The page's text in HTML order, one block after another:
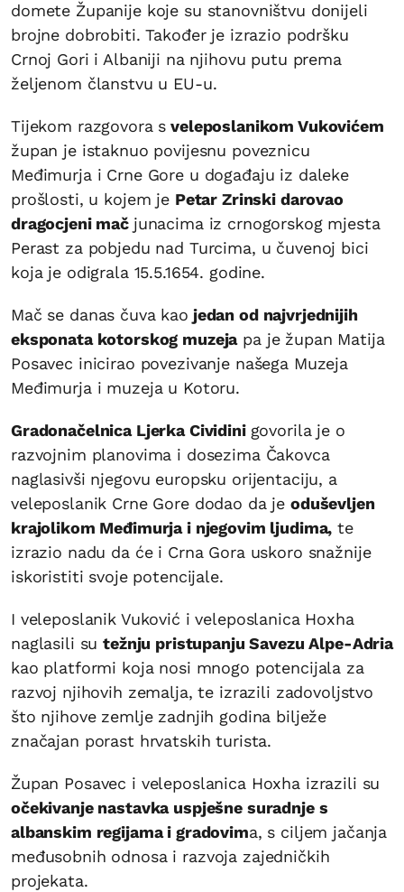
domete Županije koje su stanovništvu donijeli
brojne dobrobiti. Također je izrazio podršku
Crnoj Gori i Albaniji na njihovu putu prema
željenom članstvu u EU-u.
Tijekom razgovora s veleposlanikom Vukovićem
župan je istaknuo povijesnu poveznicu
Međimurja i Crne Gore u događaju iz daleke
prošlosti, u kojem je Petar Zrinski darovao
dragocjeni mač junacima iz crnogorskog mjesta
Perast za pobjedu nad Turcima, u čuvenoj bici
koja je odigrala 15.5.1654. godine.
Mač se danas čuva kao jedan od najvrjednijih
eksponata kotorskog muzejapa je župan Matija
Posavec inicirao povezivanje našega Muzeja
Međimurja i muzeja u Kotoru.
Gradonačelnica Ljerka Cividini govorila je o
razvojnim planovima i dosezima Čakovca
naglasivši njegovu europsku orijentaciju, a
veleposlanik Crne Gore dodao da je oduševljen
krajolikom Međimurja i njegovim ljudima, te
izrazio nadu da će i Crna Gora uskoro snažnije
iskoristiti svoje potencijale.
I veleposlanik Vuković i veleposlanica Hoxha
naglasili sutežnju pristupanju Savezu Alpe-Adria
kao platformi koja nosi mnogo potencijala za
razvoj njihovih zemalja, te izrazili zadovoljstvo
što njihove zemlje zadnjih godina bilježe
značajan porast hrvatskih turista.
Župan Posavec i veleposlanica Hoxha izrazili su
očekivanje nastavka uspješne suradnje s
albanskim regijama i gradovima, s ciljem jačanja
međusobnih odnosa i razvoja zajedničkih
projekata.